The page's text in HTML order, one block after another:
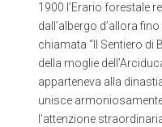
1900 l’Erario forestale
dall’albergo d’allora
chiamata “Il Sentiero di
della moglie
apparteneva alla
unisce
l’attenzione